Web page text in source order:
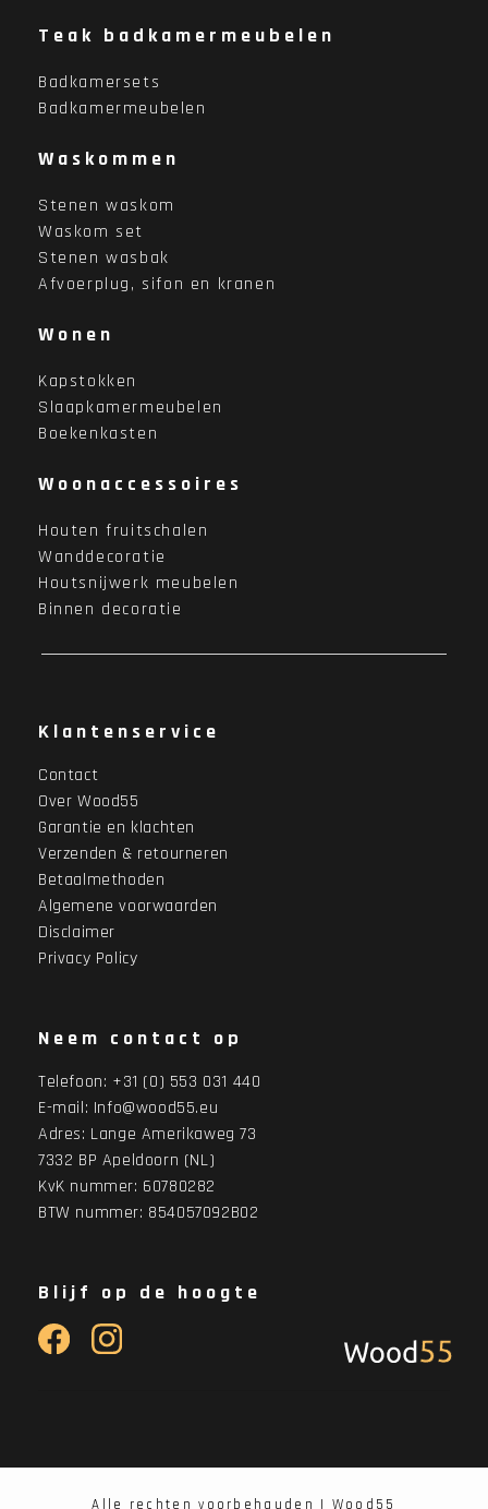
Teak badkamermeubelen
Badkamersets
Badkamermeubelen
Waskommen
Stenen waskom
Waskom set
Stenen wasbak
Afvoerplug, sifon en kranen
Wonen
Kapstokken
Slaapkamermeubelen
Boekenkasten
Woonaccessoires
Houten fruitschalen
Wanddecoratie
Houtsnijwerk meubelen
Binnen decoratie
Klantenservice
Contact
Over Wood55
Garantie en klachten
Verzenden & retourneren
Betaalmethoden
Algemene voorwaarden
Disclaimer
Privacy Policy
Neem contact op
Telefoon: +31 (0) 553 031 440
E-mail: Info@wood55.eu
Adres: Lange Amerikaweg 73
7332 BP Apeldoorn (NL)
KvK nummer: 60780282
BTW nummer: 854057092B02
Blijf op de hoogte
Alle rechten voorbehauden | Wood55